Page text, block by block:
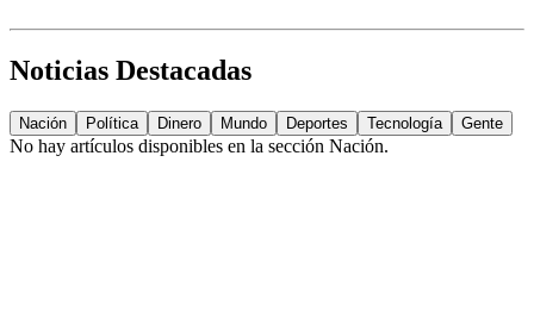
Noticias Destacadas
Nación Política Dinero Mundo Deportes Tecnología Gente
No hay artículos disponibles en la sección Nación.